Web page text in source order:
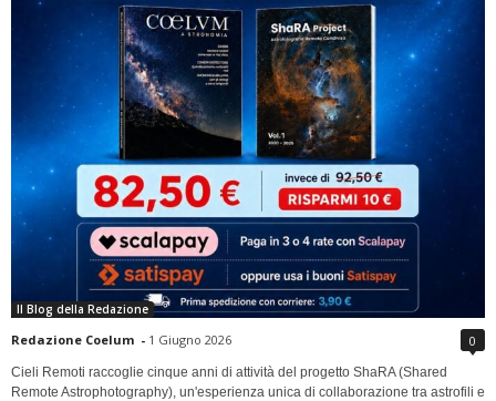
Il Blog della Redazione
Redazione Coelum - 1 Giugno 2026 0
Cieli Remoti raccoglie cinque anni di attività del progetto ShaRA (Shared
Remote Astrophotography), un'esperienza unica di collaborazione tra astrofili e